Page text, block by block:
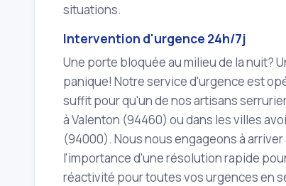
situations.
Intervention d'urgence 24h/7j
Une porte bloquée au milieu de la nuit?
panique! Notre service d'urgence est
suffit pour qu'un de nos artisans
à Valenton (94460) ou dans les villes
(94000). Nous nous engageons à
l'importance d'une résolution rapide
réactivité pour toutes vos urgences en